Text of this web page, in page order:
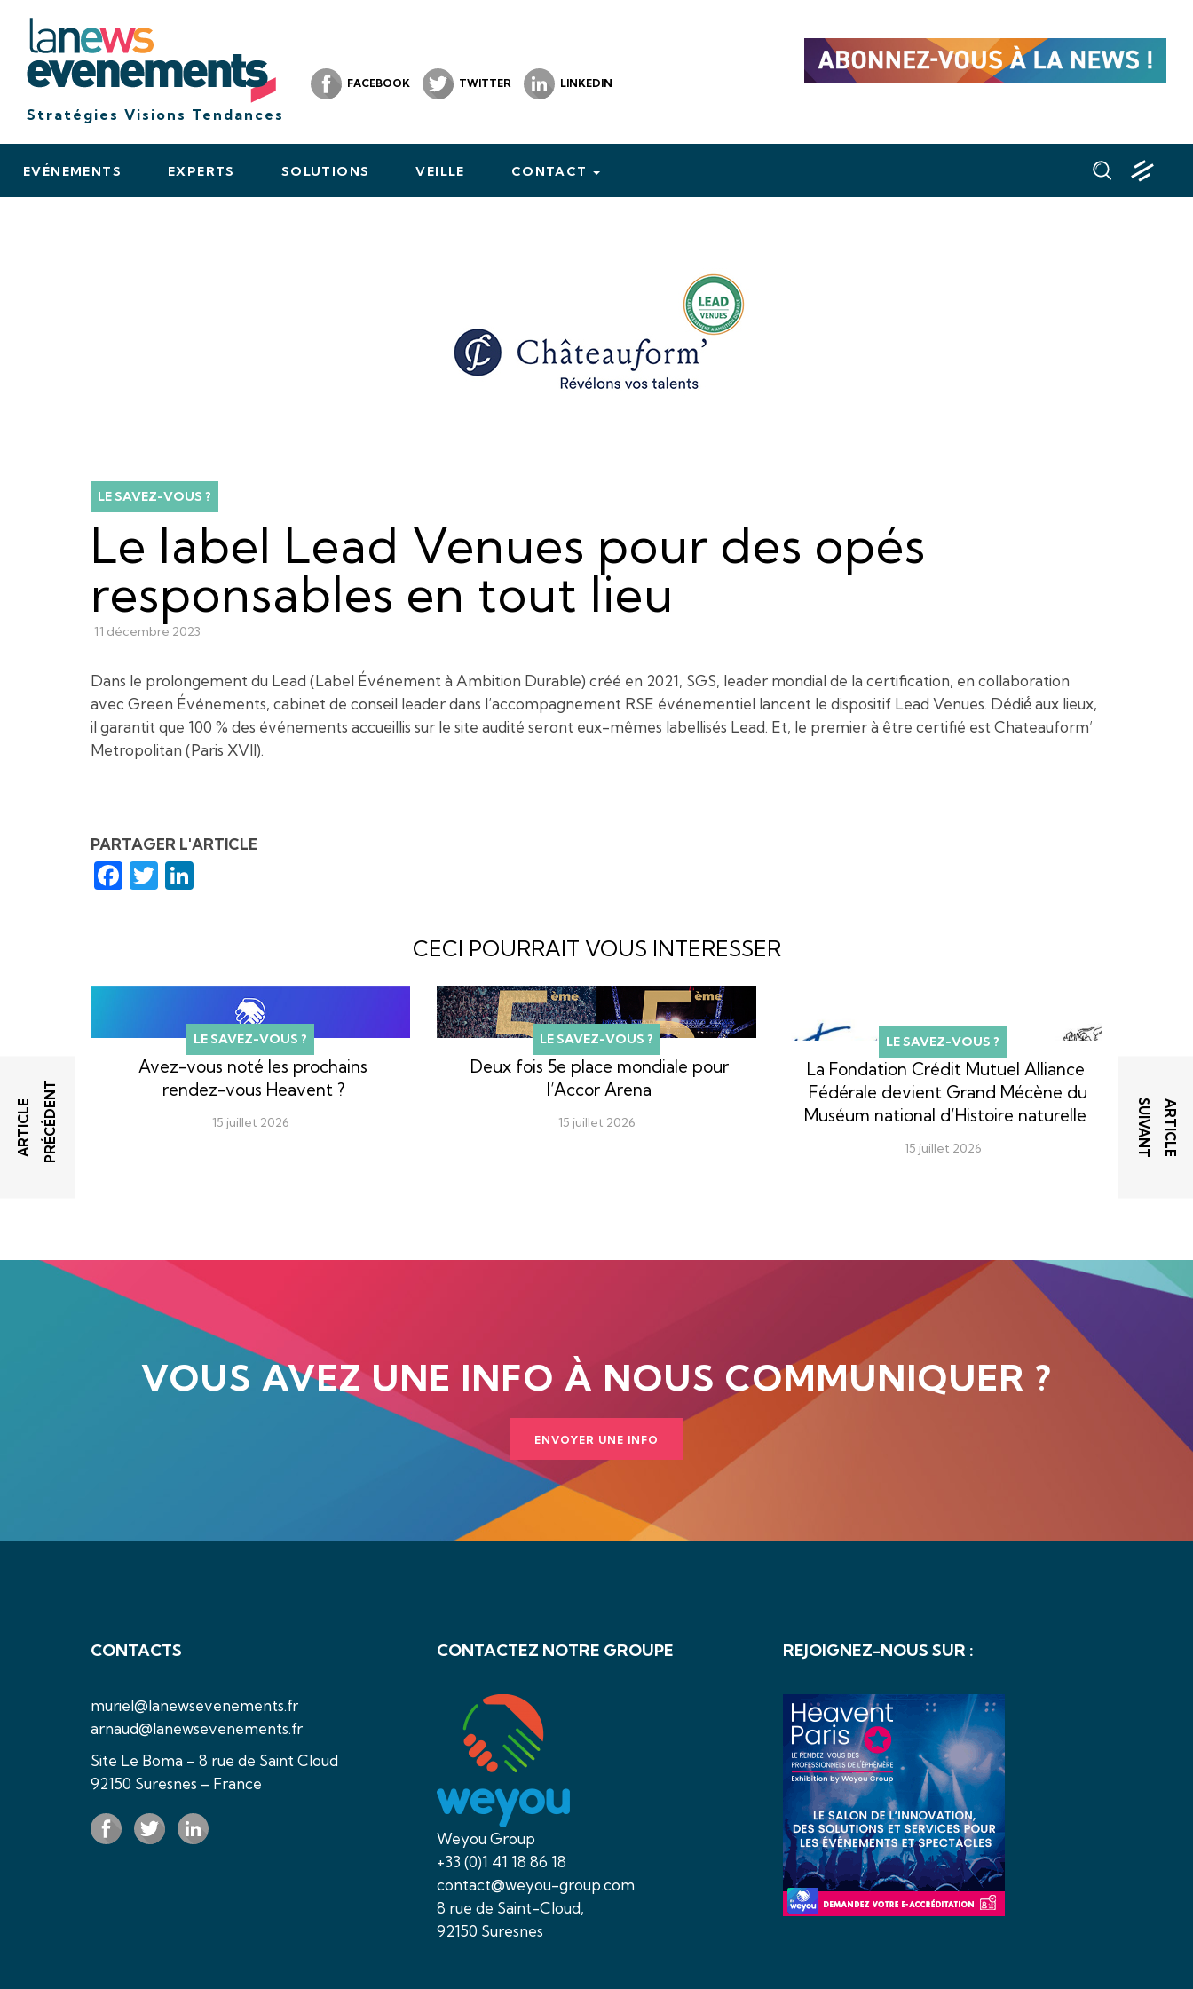
Stratégies Visions Tendances
FACEBOOK TWITTER LINKEDIN
EVÉNEMENTS EXPERTS SOLUTIONS VEILLE CONTACT
LE SAVEZ-VOUS ?
Le label Lead Venues pour des opés
responsables en tout lieu
11 décembre 2023
Dans le prolongement du Lead (Label Événement à Ambition Durable) créé en 2021, SGS, leader mondial de la certification, en collaboration
avec Green Événements, cabinet de conseil leader dans l’accompagnement RSE événementiel lancent le dispositif Lead Venues. Dédié́ aux lieux,
il garantit que 100 % des événements accueillis sur le site audité seront eux-mêmes labellisés Lead. Et, le premier à être certifié est Chateauform’
Metropolitan (Paris XVII).
PARTAGER L'ARTICLE
Facebook
Twitter
A
R
T
I
C
L
E
P
R
É
C
É
D
E
N T A
R
T
I
C
L
E
S
U
I
V
A
N
T
CECI POURRAIT VOUS INTERESSER
LE SAVEZ-VOUS ?
Avez-vous noté les prochains
rendez-vous Heavent ?
15 juillet 2026
LE SAVEZ-VOUS ?
Deux fois 5e place mondiale pour
l’Accor Arena
15 juillet 2026
LE SAVEZ-VOUS ?
La Fondation Crédit Mutuel Alliance
Fédérale devient Grand Mécène du
Muséum national d’Histoire naturelle
15 juillet 2026
VOUS AVEZ UNE INFO À NOUS COMMUNIQUER ?
ENVOYER UNE INFO
CONTACTS
muriel@lanewsevenements.fr
arnaud@lanewsevenements.fr
Site Le Boma – 8 rue de Saint Cloud
92150 Suresnes – France
CONTACTEZ NOTRE GROUPE
Weyou Group
+33 (0)1 41 18 86 18
contact@weyou-group.com
8 rue de Saint-Cloud,
92150 Suresnes
REJOIGNEZ-NOUS SUR :